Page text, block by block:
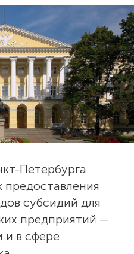
Петербурга
предоставления
субсидий для
предприятий —
в сфере